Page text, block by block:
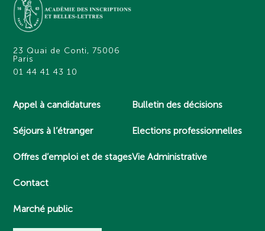
23 Quai de Conti, 75006
Paris
01 44 41 43 10
Appel à candidatures
Séjours à l’étranger
Offres d’emploi et de stages
Contact
Marché public
Bulletin des décisions
Elections professionnelles
Vie Administrative